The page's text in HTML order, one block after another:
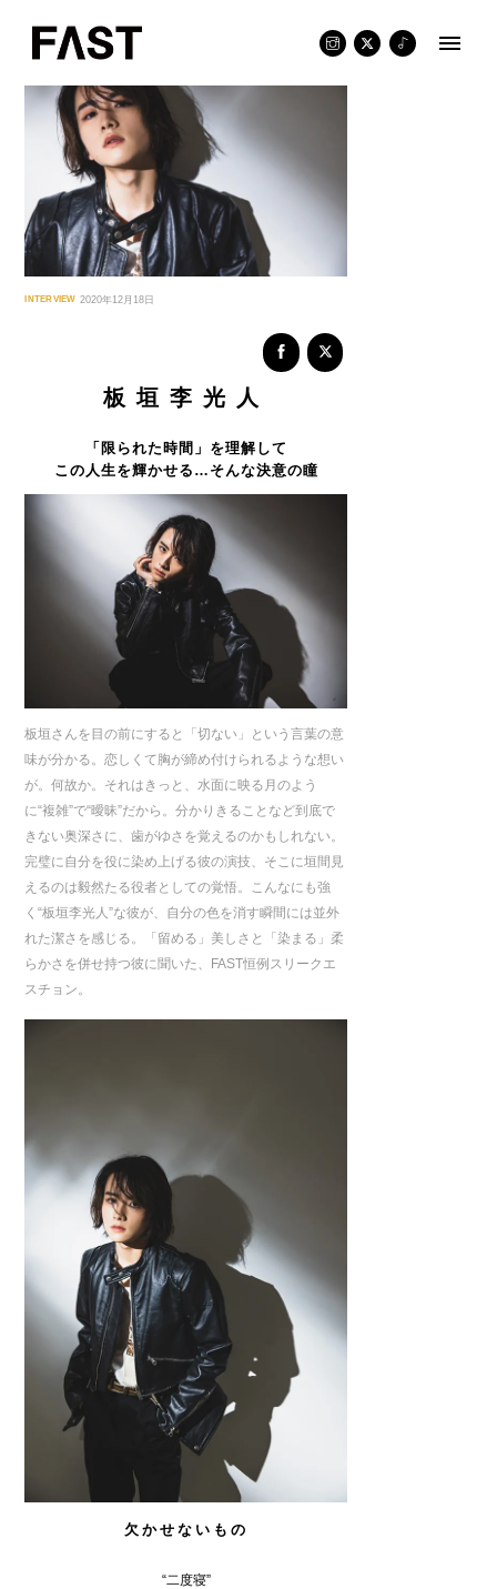
content
INTERVIEW 2020年12月18日
板垣李光人
「限られた時間」を理解して
この人生を輝かせる…そんな決意の瞳
板垣さんを目の前にすると「切ない」という言葉の意
味が分かる。恋しくて胸が締め付けられるような想い
が。何故か。それはきっと、水面に映る月のよう
に“複雑”で“曖昧”だから。分かりきることなど到底で
きない奥深さに、歯がゆさを覚えるのかもしれない。
完璧に自分を役に染め上げる彼の演技、そこに垣間見
えるのは毅然たる役者としての覚悟。こんなにも強
く“板垣李光人”な彼が、自分の色を消す瞬間には並外
れた潔さを感じる。「留める」美しさと「染まる」柔
らかさを併せ持つ彼に聞いた、FAST恒例スリークエ
スチョン。
欠かせないもの
“二度寝”